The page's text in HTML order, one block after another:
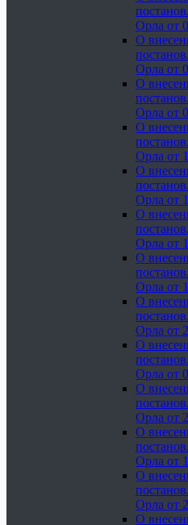
Орла от
О
Орла от
О
Орла от
О
Орла от
О
Орла от
О
Орла от
О
Орла от
О
Орла от
О
Орла от
О
Орла от
О
Орла от
О
Орла от
О